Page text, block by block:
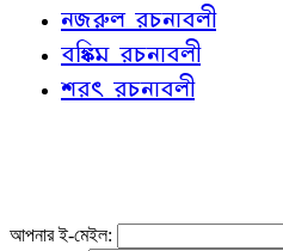
নজরুল রচনাবলী
বঙ্কিম রচনাবলী
শরৎ রচনাবলী
আপনার ই-মেইল: